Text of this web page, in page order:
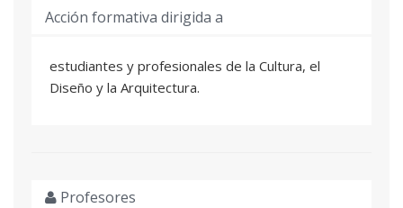
Acción formativa dirigida a
estudiantes y profesionales de la Cultura, el
Diseño y la Arquitectura.
Profesores